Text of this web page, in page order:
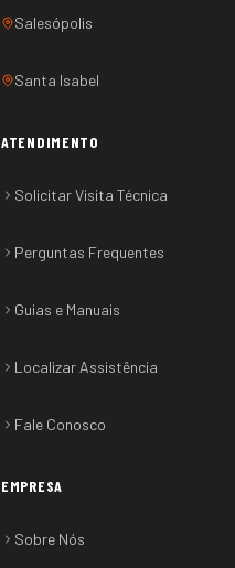
Salesópolis
Santa Isabel
ATENDIMENTO
Solicitar Visita Técnica
Perguntas Frequentes
Guias e Manuais
Localizar Assistência
Fale Conosco
EMPRESA
Sobre Nós